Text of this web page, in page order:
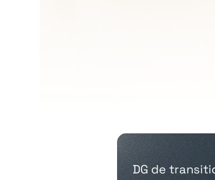
DG de